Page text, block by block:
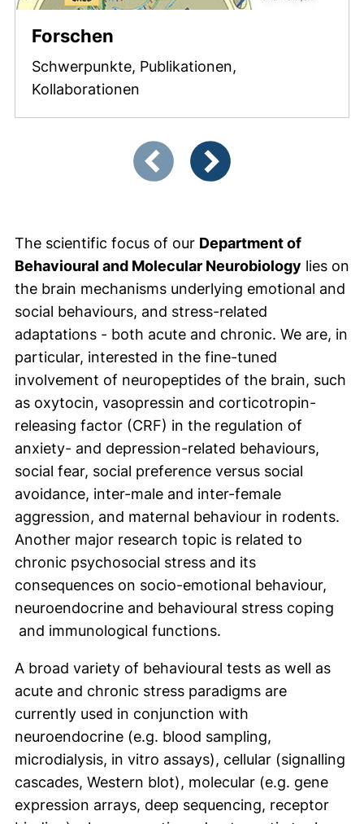
Forschen
Schwerpunkte, Publikationen,
Kollaborationen
Zeigt Folie 1 von 3
The scientific focus of our Department of
Behavioural and Molecular Neurobiology lies on
the brain mechanisms underlying emotional and
social behaviours, and stress-related
adaptations - both acute and chronic. We are, in
particular, interested in the fine-tuned
involvement of neuropeptides of the brain, such
as oxytocin, vasopressin and corticotropin-
releasing factor (CRF) in the regulation of
anxiety- and depression-related behaviours,
social fear, social preference versus social
avoidance, inter-male and inter-female
aggression, and maternal behaviour in rodents.
Another major research topic is related to
chronic psychosocial stress and its
consequences on socio-emotional behaviour,
neuroendocrine and behavioural stress coping
and immunological functions.
A broad variety of behavioural tests as well as
acute and chronic stress paradigms are
currently used in conjunction with
neuroendocrine (e.g. blood sampling,
microdialysis, in vitro assays), cellular (signalling
cascades, Western blot), molecular (e.g. gene
expression arrays, deep sequencing, receptor